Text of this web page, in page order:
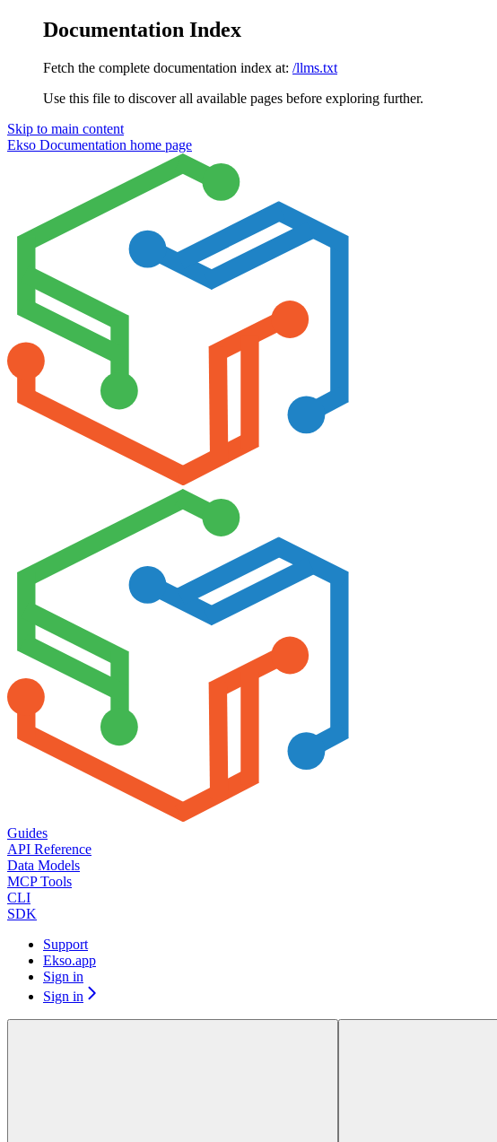
Documentation Index
Fetch the complete documentation index at: /llms.txt
Use this file to discover all available pages before exploring further.
Skip to main content
Ekso Documentation home page
Guides
API Reference
Data Models
MCP Tools
CLI
SDK
Support
Ekso.app
Sign in
Sign in